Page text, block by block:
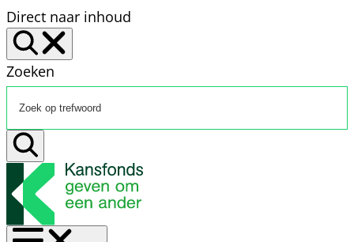
Direct naar inhoud
Zoeken